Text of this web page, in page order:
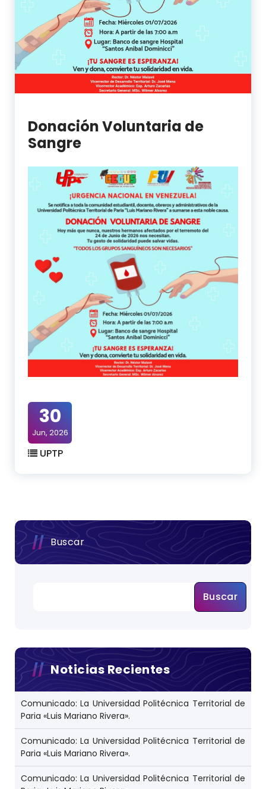
Donación Voluntaria de
Sangre
30
Jun, 2026
UPTP
Buscar
Buscar
Noticias Recientes
Comunicado: La Universidad Politécnica Territorial de
Paria «Luis Mariano Rivera».
Comunicado: La Universidad Politécnica Territorial de
Paria «Luis Mariano Rivera».
Comunicado: La Universidad Politécnica Territorial de